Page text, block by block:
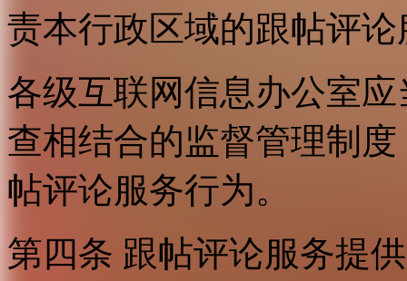
责本行政区域的跟帖评
各级互联网信息办公室
查相结合的监督管理制
帖评论服务行为。
第四条 跟帖评论服务提